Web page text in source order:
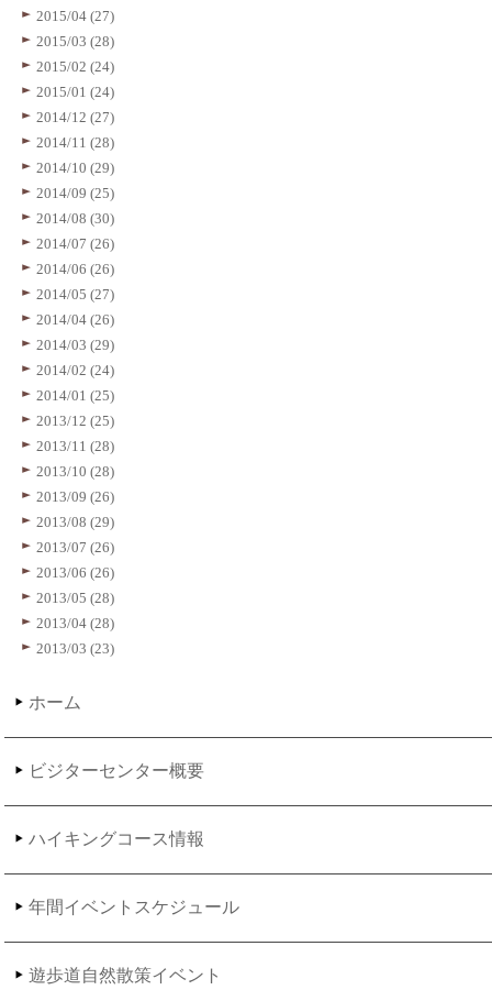
2015/04 (27)
2015/03 (28)
2015/02 (24)
2015/01 (24)
2014/12 (27)
2014/11 (28)
2014/10 (29)
2014/09 (25)
2014/08 (30)
2014/07 (26)
2014/06 (26)
2014/05 (27)
2014/04 (26)
2014/03 (29)
2014/02 (24)
2014/01 (25)
2013/12 (25)
2013/11 (28)
2013/10 (28)
2013/09 (26)
2013/08 (29)
2013/07 (26)
2013/06 (26)
2013/05 (28)
2013/04 (28)
2013/03 (23)
ホーム
ビジターセンター概要
ハイキングコース情報
年間イベントスケジュール
遊歩道自然散策イベント